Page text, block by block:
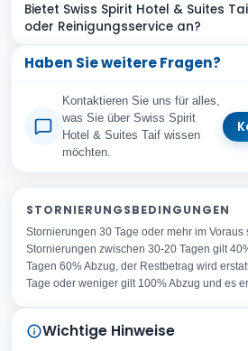
Bietet Swiss Spirit Hotel & Suites
oder Reinigungsservice an?
Haben Sie weitere Fragen?
Kontaktieren Sie uns für alles,
was Sie über Swiss Spirit
Hotel & Suites Taif wissen
möchten.
Ihre E-Mail-Adresse
Betreff
Ihre Frage
STORNIERUNGSBEDINGUNGEN
Stornierungen 30 Tage oder mehr im Voraus
Stornierungen zwischen 30-20 Tagen gilt
Tagen 60% Abzug, der Restbetrag wird
Tage oder weniger gilt 100% Abzug und es
Wichtige Hinweise